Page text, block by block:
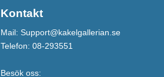
Kontakt
Mail: Support@kakelgallerian.se
Telefon: 08-293551
Besök oss: